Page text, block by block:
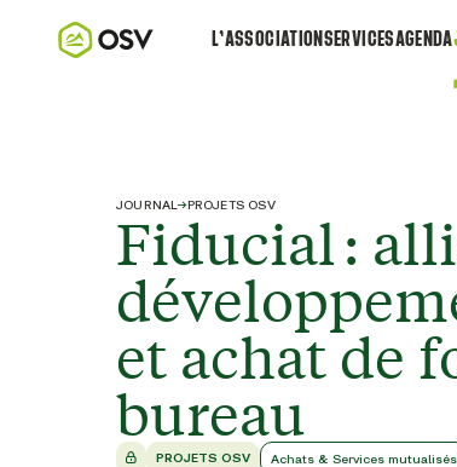
L’ASSOCIATIONSERVICESAGENDA
JOURNAL→PROJETS OSV
Fiducial :
et achat de
bureau
PROJETS OSV
Achats & Services mutualisés